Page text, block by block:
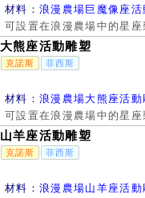
材料： 浪漫農場巨魔像座
可設置在浪漫農場中的星
大熊座活動雕塑
克諾斯 菲西斯
材料： 浪漫農場大熊座活動
可設置在浪漫農場中的星
山羊座活動雕塑
克諾斯 菲西斯
材料： 浪漫農場山羊座活動